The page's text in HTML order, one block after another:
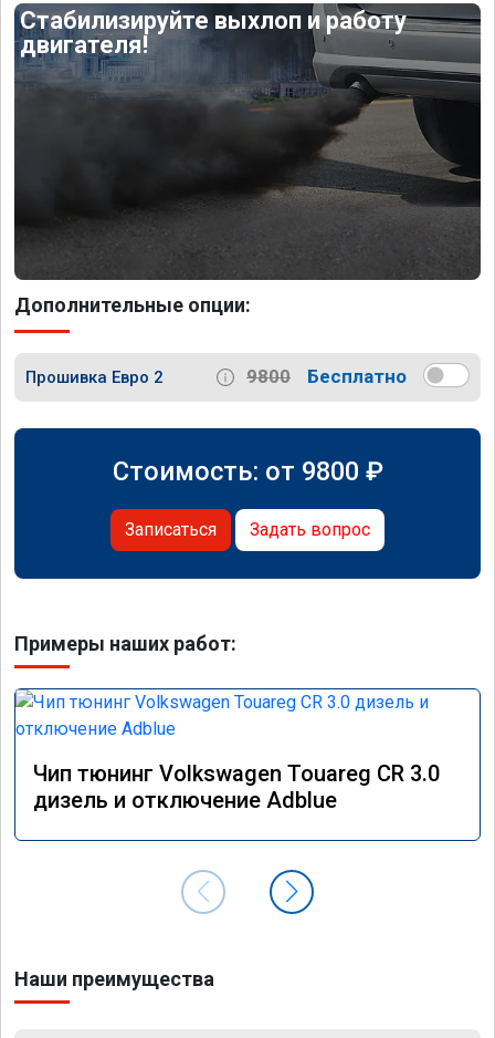
Стабилизируйте выхлоп и работу
двигателя!
Дополнительные опции:
Прошивка Евро 2 9800 Бесплатно
Стоимость: от 9800 ₽
Записаться Задать вопрос
Примеры наших работ:
Чип тюнинг Volkswagen Touareg CR 3.0
дизель и отключение Adblue
Наши преимущества